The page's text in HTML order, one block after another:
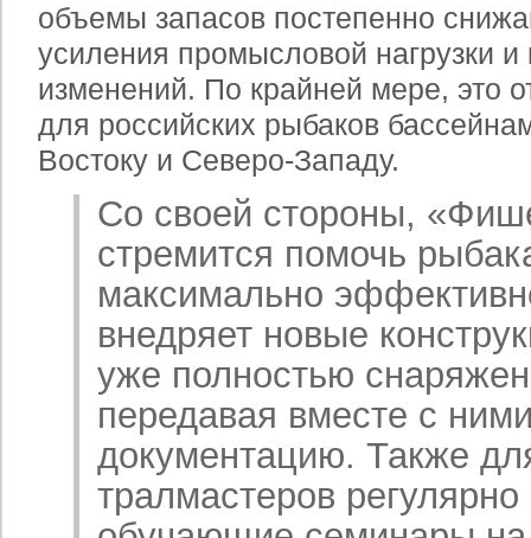
объемы запасов постепенно
усиления промысловой нагрузки и
изменений. По крайней мере, это
для российских рыбаков
Востоку и Северо-Западу.
Со своей стороны,
стремится помочь
максимально
внедряет новые
уже полностью
передавая вместе с
документацию. Также
тралмастеров